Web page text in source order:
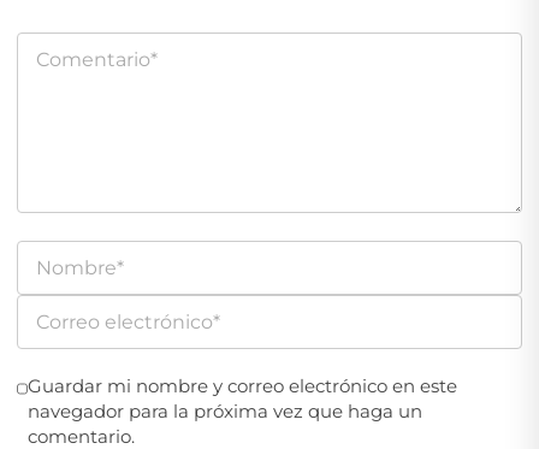
Guardar mi nombre y correo electrónico en este
navegador para la próxima vez que haga un
comentario.